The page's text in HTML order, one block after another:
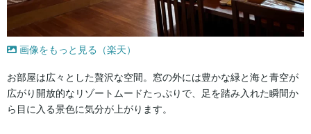
画像をもっと見る（楽天）
お部屋は広々とした贅沢な空間。窓の外には豊かな緑と海と青空が
広がり開放的なリゾートムードたっぷりで、足を踏み入れた瞬間か
ら目に入る景色に気分が上がります。